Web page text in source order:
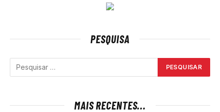
PESQUISA
MAIS RECENTES...